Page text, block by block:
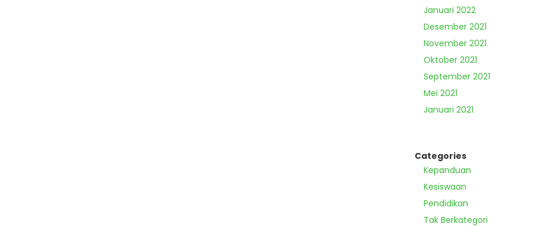
Januari 2022
Desember 2021
November 2021
Oktober 2021
September 2021
Mei 2021
Januari 2021
Categories
Kepanduan
Kesiswaan
Pendidikan
Tak Berkategori